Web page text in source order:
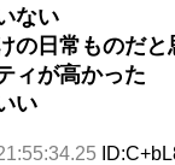
ない
の日常ものだと
ィが高かった
い